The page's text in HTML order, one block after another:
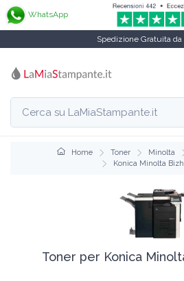
WhatsApp
Spedizione Gratuita da
Home Toner Minolta
Konica Minolta
Toner per Konica